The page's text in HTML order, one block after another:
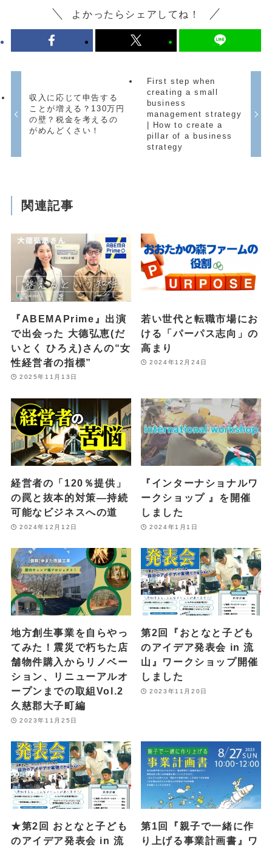
よかったらシェアしてね！
収入に応じて申告する
ことが増える？130万円
の壁？税金を考えるの
がめんどくさい！
First step when
creating a small
business
management strategy
| How to create a
pillar of a business
strategy
関連記事
『ABEMAPrime』出演
で出会った 大德弘恵(だ
いとく ひろえ)さんの“女
性経営者の指標”
2025年11月13日
若い世代と転職市場にお
ける「パーパス志向」の
高まり
2024年12月24日
経営者の「120％提供」
の罠と抜本的対策—持続
可能なビジネスへの道
2024年12月12日
『インターナショナルワ
ークショップ 』を開催
しました
2024年1月1日
地方創生事業を自らやっ
てみた！震災で朽ちた店
舗物件購入からリノベー
ション、リニューアルオ
ープンまでの取組Vol.2
久慈郡大子町編
2023年11月25日
第2回『おとなと子ども
のアイデア発表会 in 流
山』ワークショップ開催
しました
2023年11月20日
★第2回 おとなと子ども
のアイデア発表会 in 流
第1回『親子で一緒に作
り上げる事業計画書』ワ